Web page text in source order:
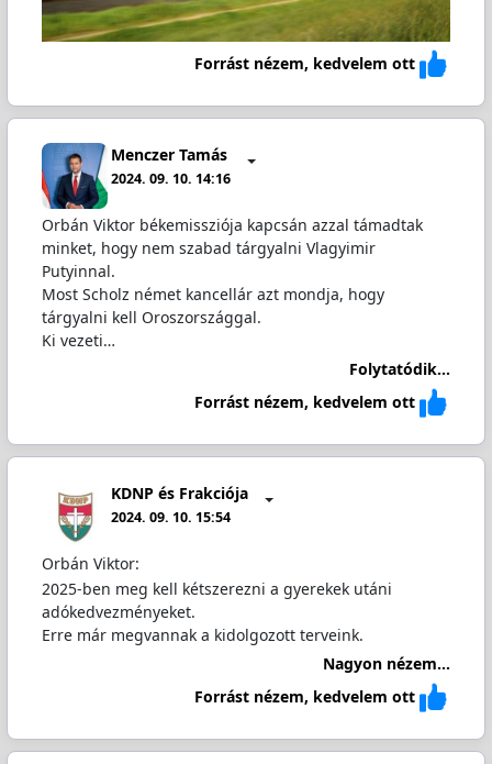
Forrást nézem, kedvelem ott
Menczer Tamás
2024. 09. 10. 14:16
Orbán Viktor békemissziója kapcsán azzal támadtak
minket, hogy nem szabad tárgyalni Vlagyimir
Putyinnal.
Most Scholz német kancellár azt mondja, hogy
tárgyalni kell Oroszországgal.
Ki vezeti…
Folytatódik...
Forrást nézem, kedvelem ott
KDNP és Frakciója
2024. 09. 10. 15:54
Orbán Viktor:
2025-ben meg kell kétszerezni a gyerekek utáni
adókedvezményeket.
Erre már megvannak a kidolgozott terveink.
Nagyon nézem...
Forrást nézem, kedvelem ott